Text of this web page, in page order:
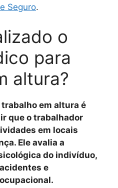
Seguro.
o
para
altura?
em altura é
que o trabalhador
em locais
Ele avalia a
do indivíduo,
e